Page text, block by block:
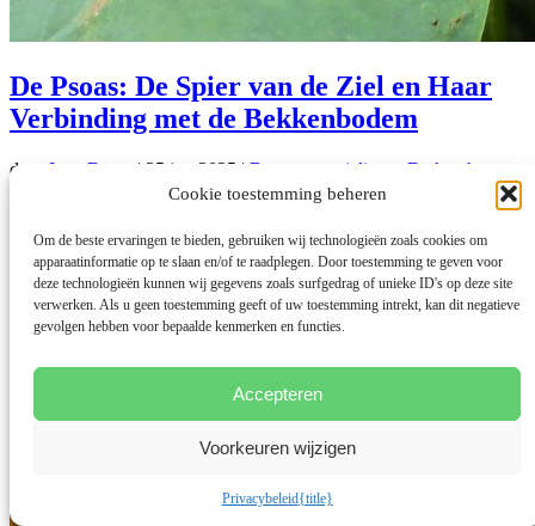
Cookie toestemming beheren
Om de beste ervaringen te bieden, gebruiken wij technologieën zoals cookies om
apparaatinformatie op te slaan en/of te raadplegen. Door toestemming te geven voor
deze technologieën kunnen wij gegevens zoals surfgedrag of unieke ID's op deze site
verwerken. Als u geen toestemming geeft of uw toestemming intrekt, kan dit negatieve
gevolgen hebben voor bepaalde kenmerken en functies.
Accepteren
Voorkeuren wijzigen
Privacybeleid{title}
De Psoas: De Spier van de Ziel en Haar
Verbinding met de Bekkenbodem
door Inge Duyts | 25 jun 2025 | Beweegspecialisten
De kracht van
Gezondheid,Inspiratie,Meditatie's,Oefeningen
Wekelijkse lessen,Workshop
De Psoas: De Spier van de Ziel en Haar Verbinding met de
BekkenbodemIn de wereld van anatomie en lichaamsbewustzijn is...
lees meer...